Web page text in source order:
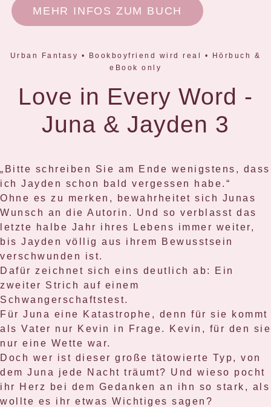
MEHR INFOS ZUM BUCH
Urban Fantasy • Bookboyfriend wird real • Hörbuch &
eBook only
Love in Every Word -
Juna & Jayden 3
„Bitte schreiben Sie am Ende wenigstens, dass
ich Jayden schon bald vergessen habe.“
Ohne es zu merken, bewahrheitet sich Junas
Wunsch an die Autorin. Und so verblasst das
letzte halbe Jahr ihres Lebens immer weiter,
bis Jayden völlig aus ihrem Bewusstsein
verschwunden ist.
Dafür zeichnet sich eins deutlich ab: Ein
zweiter Strich auf einem
Schwangerschaftstest.
Für Juna eine Katastrophe, denn für sie kommt
als Vater nur Kevin in Frage. Kevin, für den sie
nur eine Wette war.
Doch wer ist dieser große tätowierte Typ, von
dem Juna jede Nacht träumt? Und wieso pocht
ihr Herz bei dem Gedanken an ihn so stark, als
wollte es ihr etwas Wichtiges sagen?